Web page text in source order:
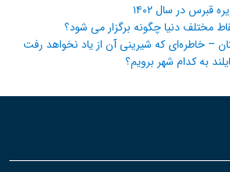
قبرس در سال ۱۴۰۲
مختلف دنیا چگونه برگزار می شود؟
– خاطره‌ای که شیرینی آن از یاد نخواهد رفت
به کدام شهر برویم؟